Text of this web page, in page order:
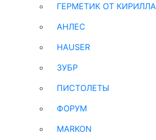
ГЕРМЕТИК ОТ КИРИЛЛА
АНЛЕС
HAUSER
ЗУБР
ПИСТОЛЕТЫ
ФОРУМ
MARKON